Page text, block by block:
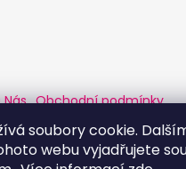
soubory cookie.
webu vyjadřujete
Nás Obchodní podmínky
Prague Bears
Mr
Bear Summer Bigger